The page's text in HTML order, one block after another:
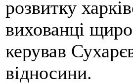
розвитку
вихованці
керував
відносини.